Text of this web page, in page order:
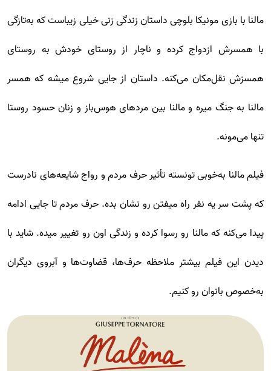
مالنا با بازی مونیکا بلوچی داستان زندگی زنی خیلی زیباست که به‌تازگی
با همسرش ازدواج کرده و ناچار از روستای خودش به روستای
همسزش نقل‌مکان می‌کنه. داستان از جایی شروع میشه که همسر
مالنا به جنگ میره و مالنا بین مردهای هوس‌باز و زنان حسود روستا
تنها می‌مونه.
فیلم مالنا به‌خوبی تونسته تأثیر حرف مردم و رواج شایعه‌های نادرست
که پشت سر یه نفر راه میفتن رو نشان بده. حرف مردم تا جایی ادامه
پیدا می‌کنه که مالنا رو رسوا کرده و زندگی اون رو تغییر میده. شاید با
دیدن این فیلم بیشتر ملاحظه حرف‌ها، قضاوت‌ها و آبروی دیگران
به‌خصوص بانوان رو کنیم.